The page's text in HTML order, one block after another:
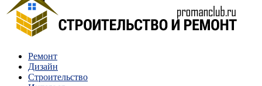
Строительство и ремонт
Квартиры и дома, в которых живут разные люди, очень
отличаются между собой.
Ремонт
Дизайн
Строительство